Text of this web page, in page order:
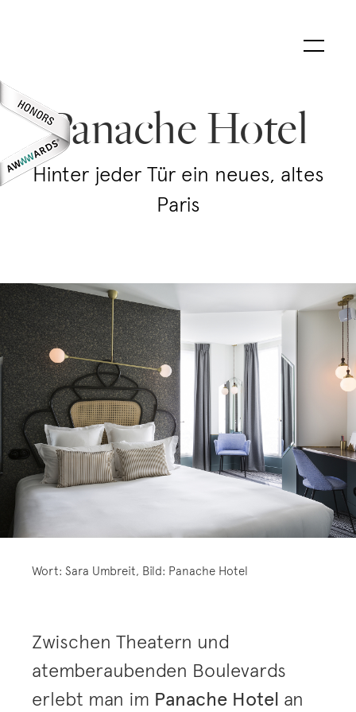
Panache Hotel
Hinter jeder Tür ein neues, altes
Paris
Wort: Sara Umbreit, Bild: Panache Hotel
Zwischen Theatern und
atemberaubenden Boulevards
erlebt man im Panache Hotel an